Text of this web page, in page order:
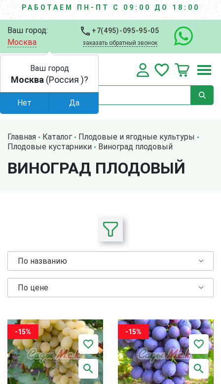
РАБОТАЕМ ПН-ПТ С 09:00 ДО 18:00
Ваш город:
Москва
+7(495)-095-95-05
заказать обратный звонок
Главная Каталог
Плодовые и ягодные культуры
Плодовые кустарники
Виноград плодовый
ВИНОГРАД ПЛОДОВЫЙ
По названию
По цене
-15% -15%
Ваш город
Москва (Россия )?
Нет Да